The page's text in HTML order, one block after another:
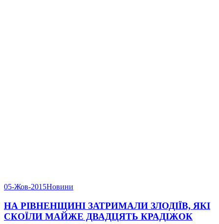
05-Жов-2015Новини
НА РІВНЕНЩИНІ ЗАТРИМАЛИ ЗЛОДІЇВ, ЯКІ
СКОЇЛИ МАЙЖЕ ДВАДЦЯТЬ КРАДІЖОК